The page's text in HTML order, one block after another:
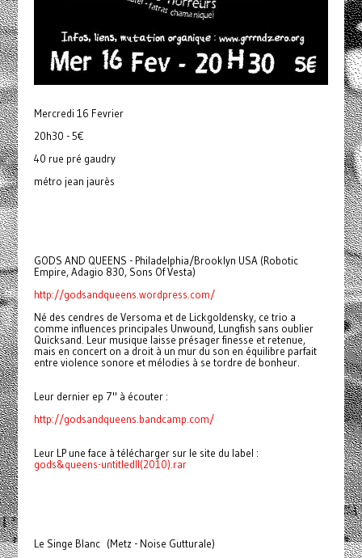
Mercredi 16 Fevrier
20h30 - 5€
40 rue pré gaudry
métro jean jaurès
GODS AND QUEENS - Philadelphia/Brooklyn USA (Robotic
Empire, Adagio 830, Sons Of Vesta)
http://godsandqueens.wordpress.com/
Né des cendres de Versoma et de Lickgoldensky, ce trio a
comme influences principales Unwound, Lungfish sans oublier
Quicksand. Leur musique laisse présager finesse et retenue,
mais en concert on a droit à un mur du son en équilibre parfait
entre violence sonore et mélodies à se tordre de bonheur.
Leur dernier ep 7" à écouter :
http://godsandqueens.bandcamp.com/
Leur LP une face à télécharger sur le site du label :
gods&queens-untitledII(2010).rar
Le Singe Blanc (Metz - Noise Gutturale)